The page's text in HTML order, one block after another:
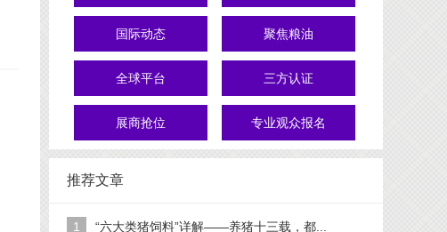
国际动态 聚焦粮油
全球平台 三方认证
展商抢位 专业观众报名
推荐文章
1 “六大类猪饲料”详解——养猪十三载，都...